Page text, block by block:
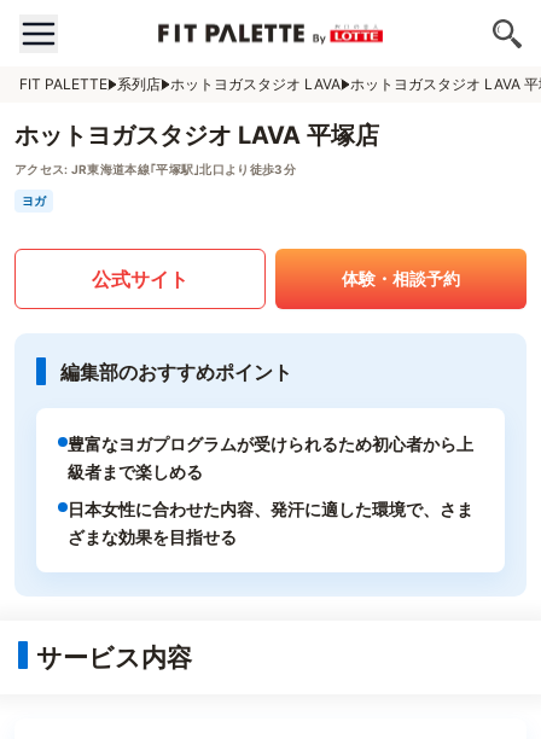
FIT PALETTE 系列店 ホットヨガスタジオ LAVA ホットヨガスタジオ LAVA
ホットヨガスタジオ LAVA 平塚店
アクセス: JR東海道本線｢平塚駅｣北口より徒歩3分
ヨガ
公式サイト 体験・相談予約
編集部のおすすめポイント
豊富なヨガプログラムが受けられるため初心者から上
級者まで楽しめる
日本女性に合わせた内容、発汗に適した環境で、さま
ざまな効果を目指せる
サービス内容